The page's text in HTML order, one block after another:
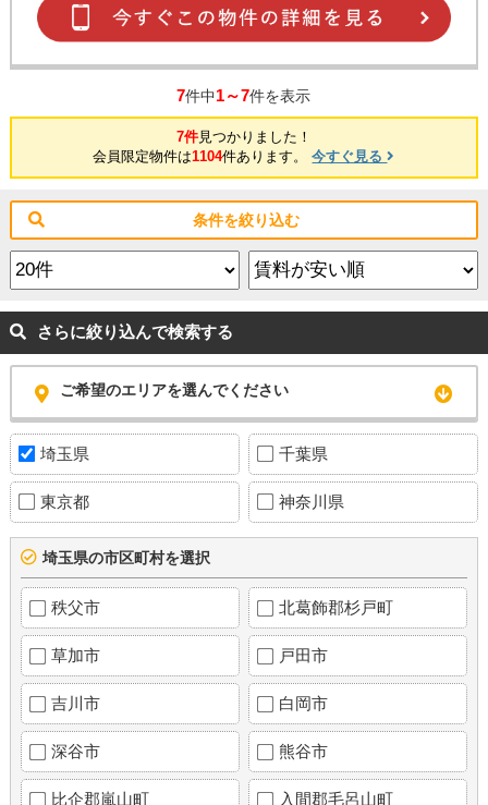
7件中1～7件を表示
7件見つかりました！
会員限定物件は1104件あります。今すぐ見る
条件を絞り込む
さらに絞り込んで検索する
ご希望のエリアを選んでください
埼玉県 千葉県
東京都 神奈川県
埼玉県の市区町村を選択
秩父市 北葛飾郡杉戸町
草加市 戸田市
吉川市 白岡市
深谷市 熊谷市
比企郡嵐山町 入間郡毛呂山町